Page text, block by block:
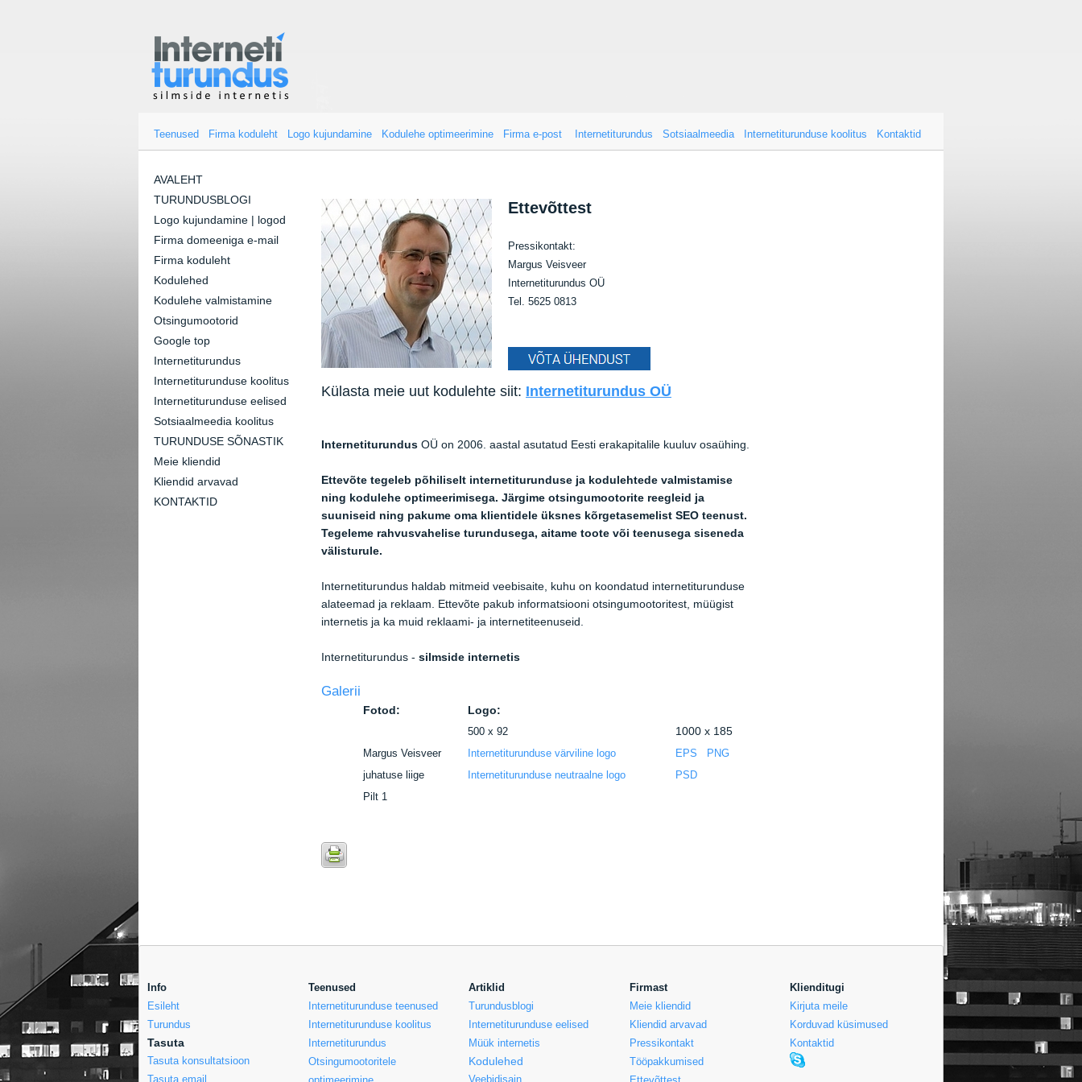
Teenused Firma koduleht Logo kujundamine Kodulehe optimeerimine Firma e-post Internetiturundus Sotsiaalmeedia Internetiturunduse koolitus Kontaktid
AVALEHT
TURUNDUSBLOGI
Logo kujundamine | logod
Firma domeeniga e-mail
Firma koduleht
Kodulehed
Kodulehe valmistamine
Otsingumootorid
Google top
Internetiturundus
Internetiturunduse koolitus
Internetiturunduse eelised
Sotsiaalmeedia koolitus
TURUNDUSE SÕNASTIK
Meie kliendid
Kliendid arvavad
KONTAKTID
Ettevõttest
Pressikontakt:
Margus Veisveer
Internetiturundus OÜ
Tel. 5625 0813
Külasta meie uut kodulehte siit: Internetiturundus OÜ
Internetiturundus OÜ on 2006. aastal asutatud Eesti erakapitalile kuuluv osaühing.
Ettevõte tegeleb põhiliselt internetiturunduse ja kodulehtede valmistamise
ning kodulehe optimeerimisega. Järgime otsingumootorite reegleid ja
suuniseid ning pakume oma klientidele üksnes kõrgetasemelist SEO teenust.
Tegeleme rahvusvahelise turundusega, aitame toote või teenusega siseneda
välisturule.
Internetiturundus haldab mitmeid veebisaite, kuhu on koondatud internetiturunduse
alateemad ja reklaam. Ettevõte pakub informatsiooni otsingumootoritest, müügist
internetis ja ka muid reklaami- ja internetiteenuseid.
Internetiturundus - silmside internetis
Galerii
Fotod: Logo:
500 x 92 1000 x 185
Margus Veisveer Internetiturunduse värviline logo EPS
PNG
juhatuse liige
Internetiturunduse neutraalne logo
PSD
Pilt 1
Info
Esileht
Turundus
Tasuta
Tasuta konsultatsioon
Tasuta email
Teenused
Internetiturunduse teenused
Internetiturunduse koolitus
Internetiturundus
Otsingumootoritele
Artiklid
Turundusblogi
Internetiturunduse eelised
Müük internetis
Kodulehed
Veebidisain
Firmast
Meie kliendid
Kliendid arvavad
Pressikontakt
Tööpakkumised
Klienditugi
Kirjuta meile
Korduvad küsimused
Kontaktid